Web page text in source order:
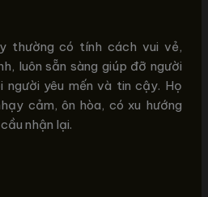
thường có tính cách vui vẻ,
luôn sẵn sàng giúp đỡ người
yêu mến và tin cậy. Họ
cảm, ôn hòa, có xu hướng
nhận lại.